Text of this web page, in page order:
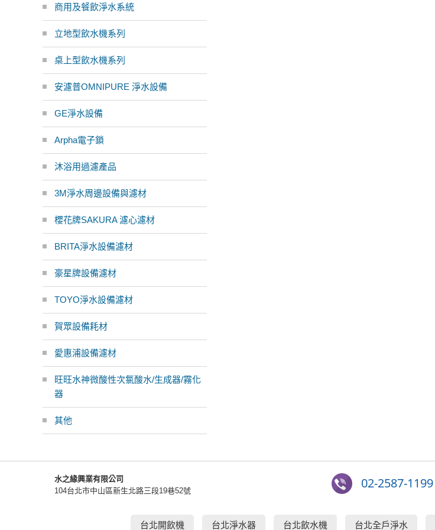
商用及餐飲淨水系統
立地型飲水機系列
桌上型飲水機系列
安濾普OMNIPURE 淨水設備
GE淨水設備
Arpha電子鎖
沐浴用過濾產品
3M淨水周邊設備與濾材
櫻花牌SAKURA 濾心濾材
BRITA淨水設備濾材
豪星牌設備濾材
TOYO淨水設備濾材
賀眾設備耗材
愛惠浦設備濾材
旺旺水神微酸性次氯酸水/生成器/霧化
器
其他
水之緣興業有限公司
104台北市中山區新生北路三段19巷52號
02-2587-1199
台北開飲機 台北淨水器 台北飲水機 台北全戶淨水